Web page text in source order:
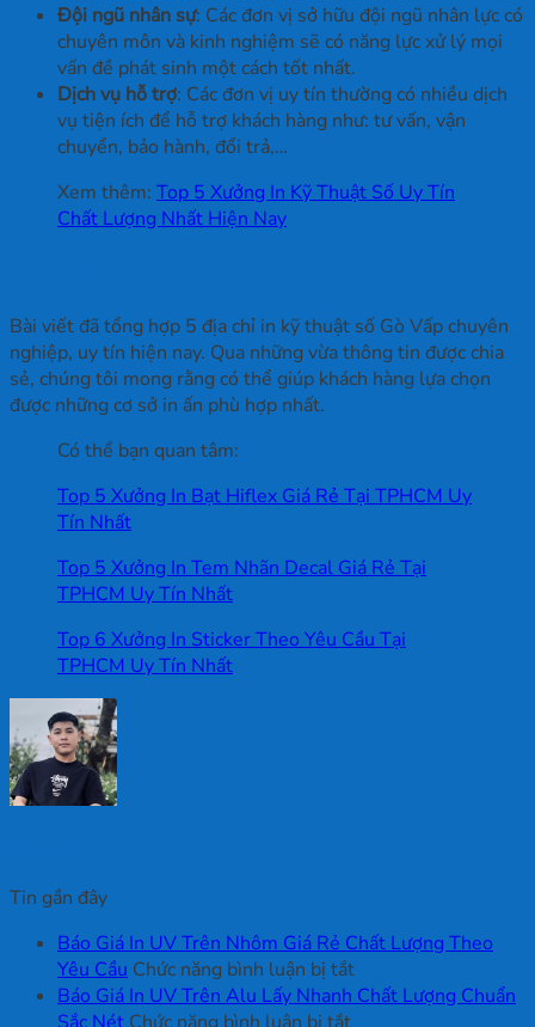
Đội ngũ nhân sự: Các đơn vị sở hữu đội ngũ nhân lực có
chuyên môn và kinh nghiệm sẽ có năng lực xử lý mọi
vấn đề phát sinh một cách tốt nhất.
Dịch vụ hỗ trợ: Các đơn vị uy tín thường có nhiều dịch
vụ tiện ích để hỗ trợ khách hàng như: tư vấn, vận
chuyển, bảo hành, đổi trả,…
Xem thêm: Top 5 Xưởng In Kỹ Thuật Số Uy Tín
Chất Lượng Nhất Hiện Nay
Bài viết đã tổng hợp 5 địa chỉ in kỹ thuật số Gò Vấp chuyên
nghiệp, uy tín hiện nay. Qua những vừa thông tin được chia
sẻ, chúng tôi mong rằng có thể giúp khách hàng lựa chọn
được những cơ sở in ấn phù hợp nhất.
Có thể bạn quan tâm:
Top 5 Xưởng In Bạt Hiflex Giá Rẻ Tại TPHCM Uy
Tín Nhất
Top 5 Xưởng In Tem Nhãn Decal Giá Rẻ Tại
TPHCM Uy Tín Nhất
Top 6 Xưởng In Sticker Theo Yêu Cầu Tại
TPHCM Uy Tín Nhất
Tin gần đây
Báo Giá In UV Trên Nhôm Giá Rẻ Chất Lượng Theo
Yêu Cầu Chức năng bình luận bị tắtở
Báo
Báo Giá In UV Trên Alu Lấy Nhanh Chất Lượng Chuẩn
Sắc Nét Chức năng bình luận bị tắtở